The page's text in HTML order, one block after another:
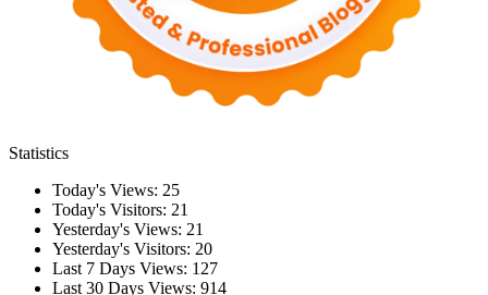
Statistics
Today's Views: 25
Today's Visitors: 21
Yesterday's Views: 21
Yesterday's Visitors: 20
Last 7 Days Views: 127
Last 30 Days Views: 914